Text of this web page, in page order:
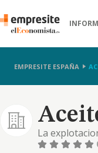
EMPRESITE ESPAÑA
La
hosteleria en